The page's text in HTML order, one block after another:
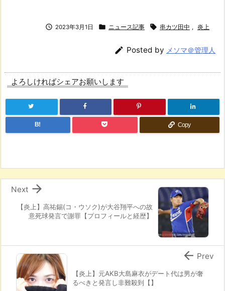
 2023年3月1日  ニュース記事  串カツ田中 , 炎上
 Posted by メソマ＠管理人
よろしければシェアお願いします
B! Copy
【炎上】高祐錫(コ・ウソク)が大谷翔平への故
意死球発言で謝罪【プロフィールと経歴】

Next
【炎上】元AKB大島麻衣がデート代は男が奢
るべきと発言し非難殺到【】
 Prev